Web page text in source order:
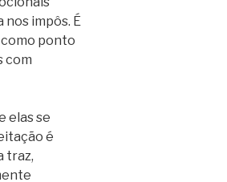
impôs. É
ponto
com
elas se
é
traz,